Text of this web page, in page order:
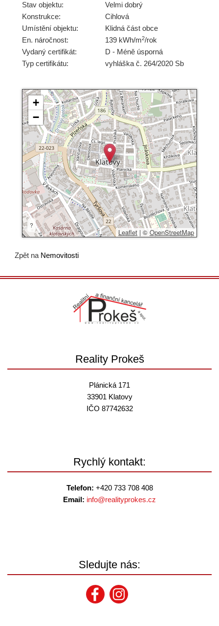
Stav objektu:
Velmi dobrý
Konstrukce:
Cihlová
Umístění objektu:
Klidná část obce
En. náročnost:
139 kWh/m2/rok
Vydaný certifikát:
D - Méně úsporná
Typ certifikátu:
vyhláška č. 264/2020 Sb
+
−
?
Leaflet | © OpenStreetMap
Zpět na Nemovitosti
Reality Prokeš
Plánická 171
33901 Klatovy
IČO 87742632
Rychlý kontakt:
Telefon: +420 733 708 408
Email: info@realityprokes.cz
Sledujte nás: